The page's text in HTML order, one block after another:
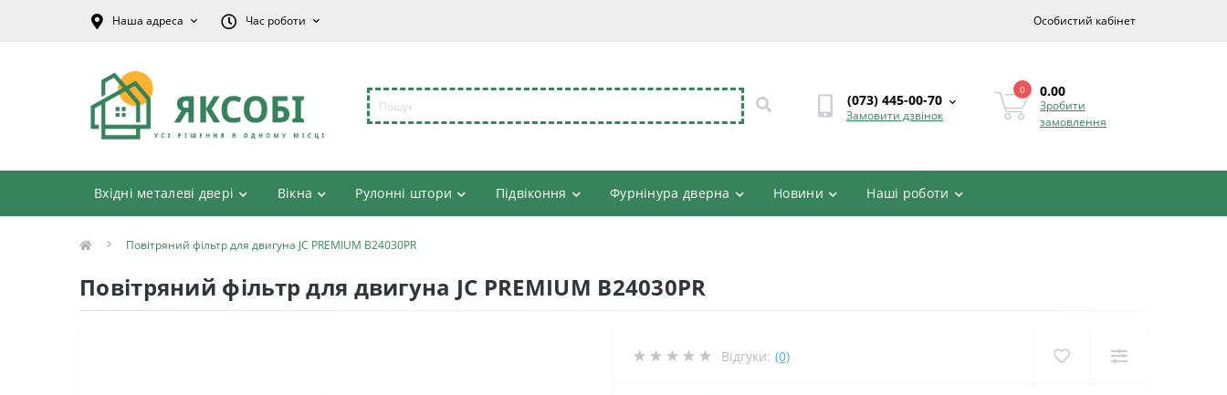
Наша адреса Час роботи Особистий кабінет
(073) 445-00-70
Замовити дзвінок
0 0.00
Зробити
замовлення
Вхідні металеві двері Вікна Рулонні штори Підвіконня Фурнінура дверна Новини Наші роботи
Повітряний фільтр для двигуна JC PREMIUM B24030PR
Повітряний фільтр для двигуна JC PREMIUM B24030PR
Відгуки: (0)